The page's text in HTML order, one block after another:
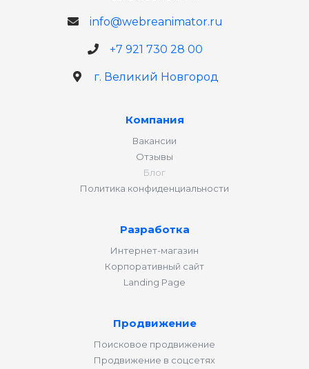
info@webreanimator.ru
+7 921 730 28 00
г. Великий Новгород
Компания
Вакансии
Отзывы
Блог
Политика конфиденциальности
Разработка
Интернет-магазин
Корпоративный сайт
Landing Page
Продвижение
Поисковое продвижение
Продвижение в соцсетях